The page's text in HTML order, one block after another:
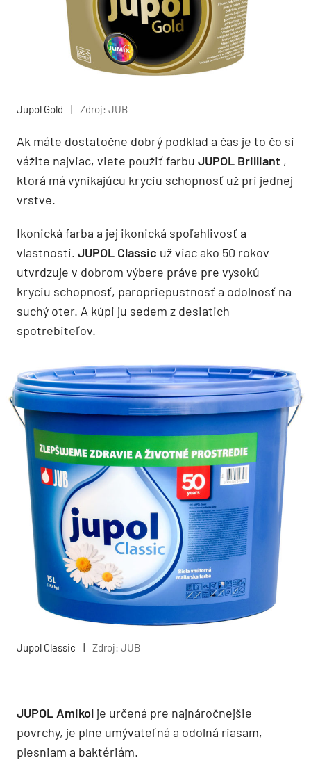
Jupol Gold | Zdroj: JUB
Ak máte dostatočne dobrý podklad a čas je to čo si
vážite najviac, viete použiť farbu JUPOL Brilliant ,
ktorá má vynikajúcu kryciu schopnosť už pri jednej
vrstve.
Ikonická farba a jej ikonická spoľahlivosť a
vlastnosti. JUPOL Classic už viac ako 50 rokov
utvrdzuje v dobrom výbere práve pre vysokú
kryciu schopnosť, paropriepustnosť a odolnosť na
suchý oter. A kúpi ju sedem z desiatich
spotrebiteľov.
Jupol Classic | Zdroj: JUB
JUPOL Amikol je určená pre najnáročnejšie
povrchy, je plne umývateľná a odolná riasam,
plesniam a baktériám.